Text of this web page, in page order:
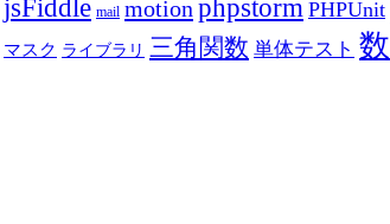
jsFiddle mail motion phpstorm PHPUnit
マスク ライブラリ 三角関数 単体テスト